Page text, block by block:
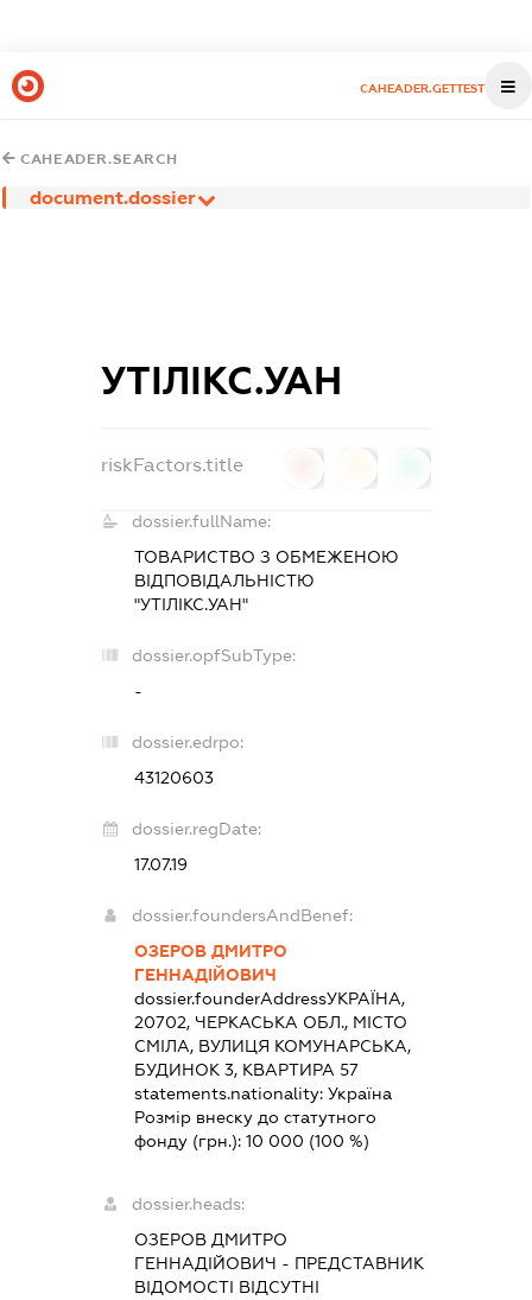
CAHEADER.GETTEST
CAHEADER.SEARCH
document.dossier
УТІЛІКС.УАН
riskFactors.title
dossier.fullName:
ТОВАРИСТВО З ОБМЕЖЕНОЮ
ВІДПОВІДАЛЬНІСТЮ
"УТІЛІКС.УАН"
dossier.opfSubType:
-
dossier.edrpo:
43120603
dossier.regDate:
17.07.19
dossier.foundersAndBenef:
ОЗЕРОВ ДМИТРО
ГЕННАДІЙОВИЧ
dossier.founderAddressУКРАЇНА,
20702, ЧЕРКАСЬКА ОБЛ., МІСТО
СМІЛА, ВУЛИЦЯ КОМУНАРСЬКА,
БУДИНОК 3, КВАРТИРА 57
statements.nationality:Україна
Розмір внеску до статутного
фонду (грн.):10 000 (100 %)
dossier.heads:
ОЗЕРОВ ДМИТРО
ГЕННАДІЙОВИЧ - ПРЕДСТАВНИК
ВІДОМОСТІ ВІДСУТНІ